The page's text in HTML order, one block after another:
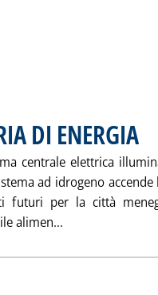
DI ENERGIA
centrale elettrica
ad idrogeno
futuri per la città
alimen...